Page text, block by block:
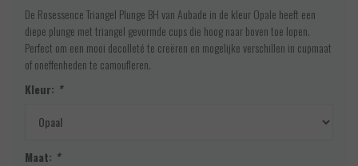
De Rosessence Triangel Plunge BH van Aubade in de kleur Opale heeft een
diepe plunge met triangel gevormde cups die hoog naar boven toe lopen.
Perfect om een mooi decolleté te creëren en mogelijke verschillen in cupmaat
of oneffenheden te camoufleren.
Kleur: *
Maat: *